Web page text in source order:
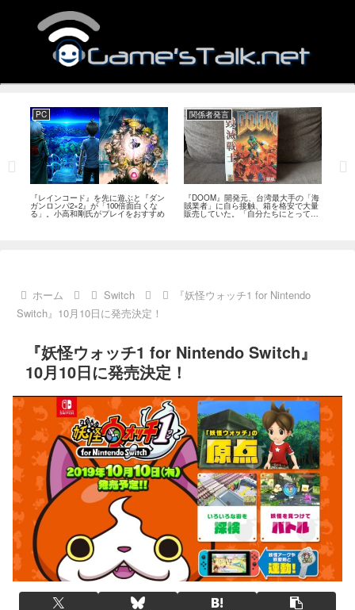
PC
『レインコード』を先に遊ぶと『ダン
ガンロンパ2×2』が「100倍面白くな
る」。小高和剛氏がプレイをおすすめ
関係者発言
『DOOM』開発元、台湾最大手の「海
賊業者」に自ら接触、箱を格安で大量
販売していた。「自分たちにとっては
流通だった」
ホーム Switch
『妖怪ウォッチ1 for Nintendo
Switch』10月10日に発売決定！
『妖怪ウォッチ1 for Nintendo Switch』
10月10日に発売決定！